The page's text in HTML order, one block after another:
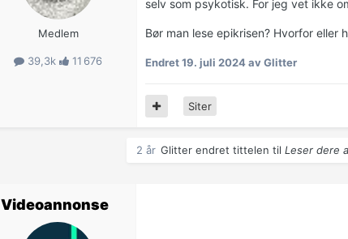
Medlem
39,3k 11 676
selv som psykotisk. For jeg vet ikke
Bør man lese epikrisen? Hvorfor eller
Endret19. juli 2024av Glitter
Siter
2 år Glitter endret tittelen til Leser dere
Videoannonse